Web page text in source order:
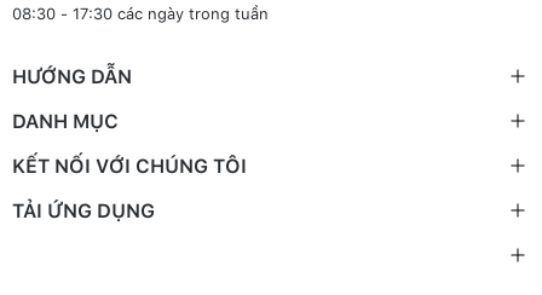
08:30 - 17:30 các ngày trong tuần
HƯỚNG DẪN
DANH MỤC
KẾT NỐI VỚI CHÚNG TÔI
TẢI ỨNG DỤNG